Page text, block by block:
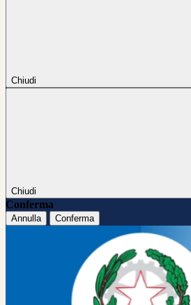
Chiudi
Chiudi
Conferma
Annulla Conferma